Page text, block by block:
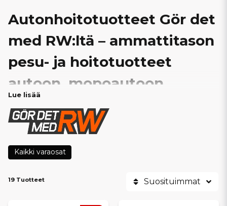
Autonhoitotuotteet Gör det
med RW:ltä – ammattitason
pesu- ja hoitotuotteet
autoon, mopoautoon
Meiltä löydät huolellisesti valitun valikoiman autonhoitotuotteita
Gör det med RW-brändiltä – tunnettu ja arvostettu merkki,
joka on noussut nopeasti suosikiksi autoharrastajien, tee-se-itse-
mekaanikoiden ja ammattimaisten autonhoitajien keskuudessa.
Tuotteet on kehitetty tarjoamaan
pitkäkestoinen suoja ja viimeistelty lopputulos
korjaamossa. Erinomainen valinta, kun haluat pitää auton,
mopoauton tai A-traktorin erinomaisessa kunnossa ympäri
Lue lisää
Kaikki varaosat
19 Tuotteet Suosituimmat